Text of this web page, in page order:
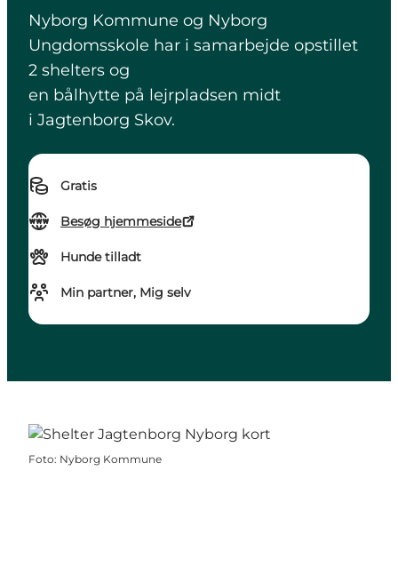
Nyborg Kommune og Nyborg
Ungdomsskole har i samarbejde opstillet
2 shelters og
en bålhytte på lejrpladsen midt
i Jagtenborg Skov.
Gratis
Besøg hjemmeside
Hunde tilladt
Min partner, Mig selv
Foto: Nyborg Kommune